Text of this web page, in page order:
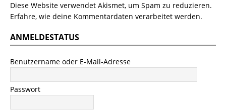
Diese Website verwendet Akismet, um Spam zu reduzieren.
Erfahre, wie deine Kommentardaten verarbeitet werden.
ANMELDESTATUS
Benutzername oder E-Mail-Adresse
Passwort